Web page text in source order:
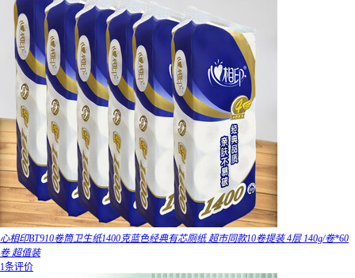
心相印BT910卷筒卫生纸1400克蓝色经典有芯厕纸 超市同款10卷提装 4层 140g/卷*60
卷 超值装
1条评价